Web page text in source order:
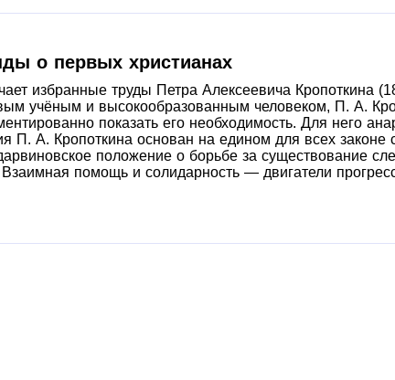
уже практически уехал за границу.
о первых христианах
избранные труды Петра Алексеевича Кропоткина
учёным и высокообразованным человеком, П. А.
показать его необходимость. Для него
П. А. Кропоткина основан на едином для всех
положение о борьбе за существование
помощь и солидарность — двигатели